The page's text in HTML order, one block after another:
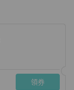
領券